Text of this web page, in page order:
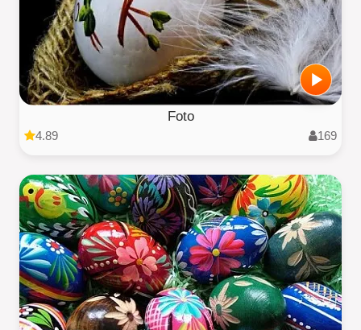
Foto
4.89 169